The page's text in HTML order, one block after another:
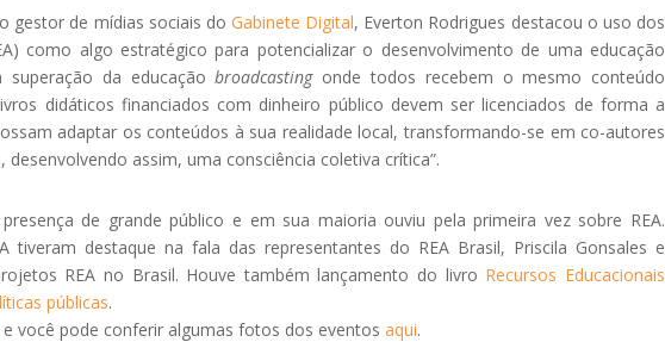
gestor de mídias sociais doGabinete Digital, Everton Rodrigues destacou o uso dos
como algo estratégico para potencializar o desenvolvimento de uma educação
superação da educaçãobroadcastingonde todos recebem o mesmo conteúdo
didáticos financiados com dinheiro público devem ser licenciados de forma a
adaptar os conteúdos à sua realidade local, transformando-se em co-autores
assim, uma consciência coletiva crítica”.
de grande público e em sua maioria ouviu pela primeira vezsobre REA.
tiveram destaque na fala das representantes do REA Brasil, Priscila Gonsales e
REA no Brasil. Houve também lançamento do livro Recursos Educacionais
públicas.
e você pode conferir algumas fotos dos eventosaqui.